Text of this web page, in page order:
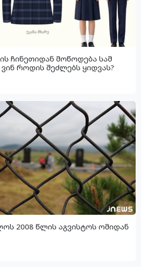
ჩინეთიდან მოწოდება სამ
როდის შეძლებს ყიდვას?
2008 წლის აგვისტოს ომიდან